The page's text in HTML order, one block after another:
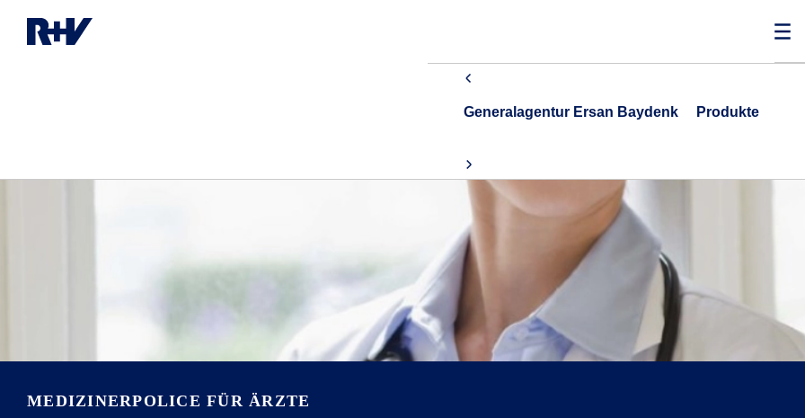
Generalagentur Ersan Baydenk Produkte
MEDIZINERPOLICE FÜR ÄRZTE